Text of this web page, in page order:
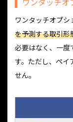
ワンタッチオプシ
を予測する取引形
必要はなく、一度
す。ただし、ペイ
せん。